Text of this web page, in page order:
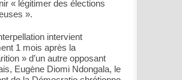
« légitimer des élections
».
intervient
1 mois après la
» d’un autre opposant
Eugène Diomi Ndongala, le